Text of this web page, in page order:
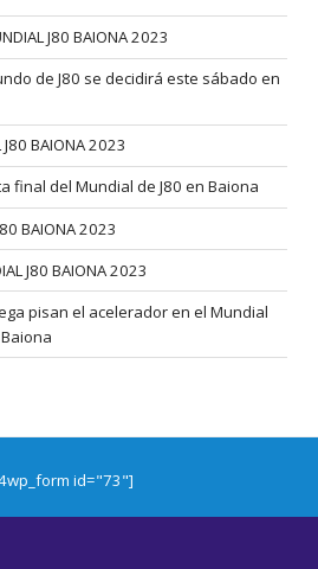
J80 BAIONA 2023
de J80 se decidirá este sábado en
J80 BAIONA 2023
final del Mundial de J80 en Baiona
BAIONA 2023
J80 BAIONA 2023
pisan el acelerador en el Mundial
id="73"]